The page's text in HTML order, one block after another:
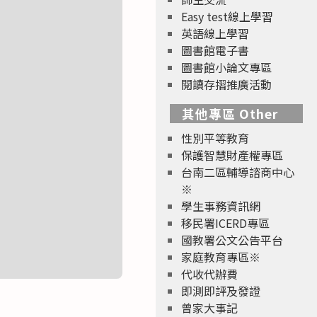
Easy test線上學習
英語線上學習
圖書館電子書
圖書館小論文專區
閱讀存摺推廣活動
其他專區 Other
性別平等教育
保護智慧財產權專區
台南二區輔導諮商中心
※
學生事務資訊網
移民署ICERD專區
國教署公文公告平台
家庭教育專區※
代收代辦費
即測即評及發證
曾家大事記